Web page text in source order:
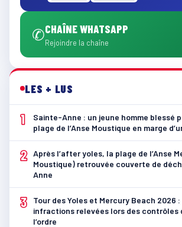
✆CHAÎNE WHATSAPP
Rejoindre la chaîne
LES + LUS
1
Sainte-Anne : un jeune homme blessé
plage de l’Anse Moustique en marge
2 Après l’after yoles, la plage de l’Anse
Moustique) retrouvée couverte de
Anne
3
Tour des Yoles et Mercury Beach 2026 :
infractions relevées lors des contrôles
l’ordre